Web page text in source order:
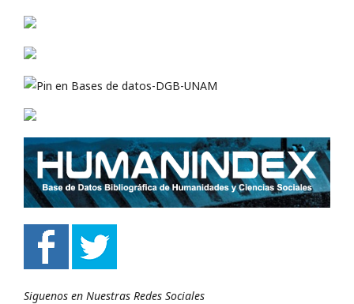
Siguenos en Nuestras Redes Sociales